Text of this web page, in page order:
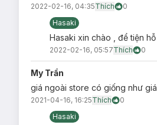
2022-02-16, 04:35Thích
0
Hasaki
Hasaki xin chào , để tiện
2022-02-16, 05:57Thích 0
My Trần
giá ngoài store có giống như
2021-04-16, 16:25Thích
0
Hasaki